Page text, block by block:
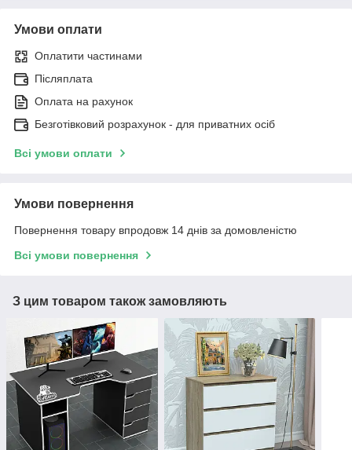
Умови оплати
Оплатити частинами
Післяплата
Оплата на рахунок
Безготівковий розрахунок - для приватних осіб
Всі умови оплати
Умови повернення
Повернення товару впродовж 14 днів за домовленістю
Всі умови повернення
З цим товаром також замовляють